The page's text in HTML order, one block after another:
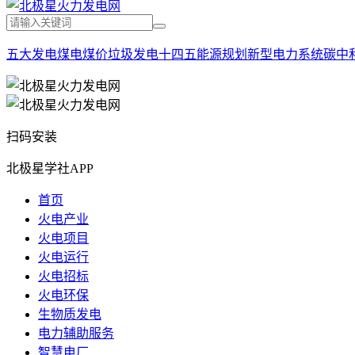
五大发电煤电煤价垃圾发电十四五能源规划 新型电力系统碳中
扫码安装
北极星学社APP
首页
火电产业
火电项目
火电运行
火电招标
火电环保
生物质发电
电力辅助服务
智慧电厂